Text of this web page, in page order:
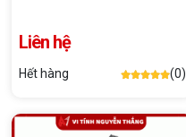
Liên hệ
Hết hàng (0)